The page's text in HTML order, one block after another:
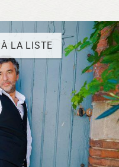
LA LISTE